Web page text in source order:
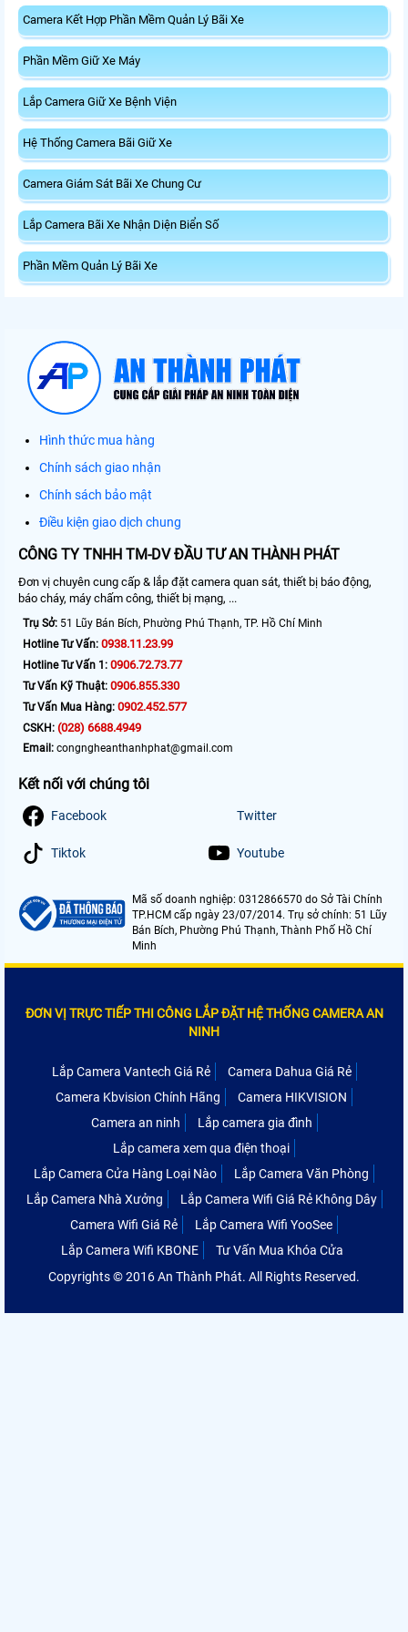
Camera Kết Hợp Phần Mềm Quản Lý Bãi Xe
Phần Mềm Giữ Xe Máy
Lắp Camera Giữ Xe Bệnh Viện
Hệ Thống Camera Bãi Giữ Xe
Camera Giám Sát Bãi Xe Chung Cư
Lắp Camera Bãi Xe Nhận Diện Biển Số
Phần Mềm Quản Lý Bãi Xe
Hình thức mua hàng
Chính sách giao nhận
Chính sách bảo mật
Điều kiện giao dịch chung
CÔNG TY TNHH TM-DV ĐẦU TƯ AN THÀNH PHÁT
Đơn vị chuyên cung cấp & lắp đặt camera quan sát, thiết bị báo động,
báo cháy, máy chấm công, thiết bị mạng, ...
Trụ Sở: 51 Lũy Bán Bích, Phường Phú Thạnh, TP. Hồ Chí Minh
Hotline Tư Vấn: 0938.11.23.99
Hotline Tư Vấn 1: 0906.72.73.77
Tư Vấn Kỹ Thuật: 0906.855.330
Tư Vấn Mua Hàng: 0902.452.577
CSKH: (028) 6688.4949
Email: congngheanthanhphat@gmail.com
Kết nối với chúng tôi
Facebook Twitter
Tiktok Youtube
Mã số doanh nghiệp: 0312866570 do Sở Tài Chính
TP.HCM cấp ngày 23/07/2014. Trụ sở chính: 51 Lũy
Bán Bích, Phường Phú Thạnh, Thành Phố Hồ Chí
Minh
ĐƠN VỊ TRỰC TIẾP THI CÔNG LẮP ĐẶT HỆ THỐNG CAMERA AN
NINH
Lắp Camera Vantech Giá Rẻ
Camera Dahua Giá Rẻ
Camera Kbvision Chính Hãng
Camera HIKVISION
Camera an ninh
Lắp camera gia đình
Lắp camera xem qua điện thoại
Lắp Camera Cửa Hàng Loại Nào
Lắp Camera Văn Phòng
Lắp Camera Nhà Xưởng
Lắp Camera Wifi Giá Rẻ Không Dây
Camera Wifi Giá Rẻ
Lắp Camera Wifi YooSee
Lắp Camera Wifi KBONE
Tư Vấn Mua Khóa Cửa
Copyrights © 2016 An Thành Phát. All Rights Reserved.